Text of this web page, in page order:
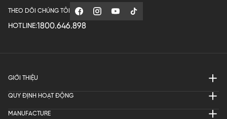
THEO DÕI CHÚNG TÔI
HOTLINE:1800.646.898
GIỚI THIỆU
QUY ĐỊNH HOẠT ĐỘNG
MANUFACTURE